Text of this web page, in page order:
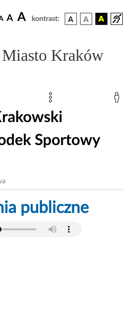
A A kontrast:
Miasto Kraków
Sportowy
publiczne